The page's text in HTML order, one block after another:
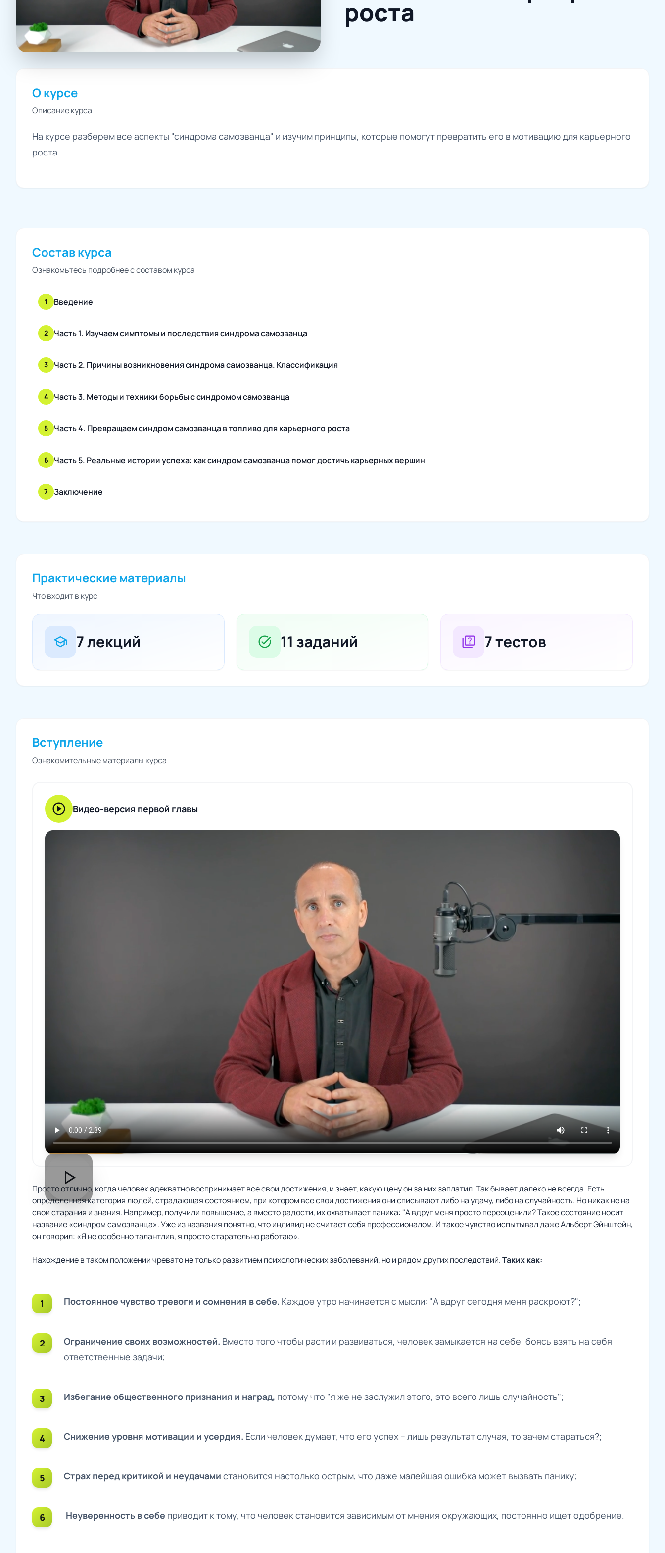
роста
О курсе
Описание курса
На курсе разберем все аспекты "синдрома самозванца" и изучим принципы, которые помогут превратить его в мотивацию для карьерного
роста.
Состав курса
Ознакомьтесь подробнее с составом курса
1 Введение
2 Часть 1. Изучаем симптомы и последствия синдрома самозванца
3 Часть 2. Причины возникновения синдрома самозванца. Классификация
4 Часть 3. Методы и техники борьбы с синдромом самозванца
5 Часть 4. Превращаем синдром самозванца в топливо для карьерного роста
6 Часть 5. Реальные истории успеха: как синдром самозванца помог достичь карьерных вершин
7 Заключение
Практические материалы
Что входит в курс
school 7 лекций task_alt 11 заданий quiz 7 тестов
Вступление
Ознакомительные материалы курса
play_circle Видео-версия первой главы
play_arrow
Просто отлично, когда человек адекватно воспринимает все свои достижения, и знает, какую цену он за них заплатил. Так бывает далеко не всегда. Есть
определенная категория людей, страдающая состоянием, при котором все свои достижения они списывают либо на удачу, либо на случайность. Но никак не на
свои старания и знания. Например, получили повышение, а вместо радости, их охватывает паника: "А вдруг меня просто переоценили? Такое состояние носит
название «синдром самозванца». Уже из названия понятно, что индивид не считает себя профессионалом. И такое чувство испытывал даже Альберт Эйнштейн,
он говорил: «Я не особенно талантлив, я просто старательно работаю».
Нахождение в таком положении чревато не только развитием психологических заболеваний, но и рядом других последствий.Таких как:
Постоянное чувство тревоги и сомнения в себе. Каждое утро начинается с мысли: "А вдруг сегодня меня раскроют?";
Ограничение своих возможностей. Вместо того чтобы расти и развиваться, человек замыкается на себе, боясь взять на себя
ответственные задачи;
Избегание общественного признания и наград, потому что "я же не заслужил этого, это всего лишь случайность";
Снижение уровня мотивации и усердия. Если человек думает, что его успех – лишь результат случая, то зачем стараться?;
Страх перед критикой и неудачами становится настолько острым, что даже малейшая ошибка может вызвать панику;
Неуверенность в себе приводит к тому, что человек становится зависимым от мнения окружающих, постоянно ищет одобрение.